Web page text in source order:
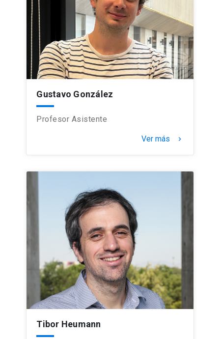
Gustavo González
Profesor Asistente
Ver más keyboard_arrow_right
Tibor Heumann